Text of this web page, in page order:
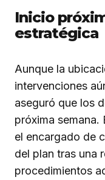
Inicio
estratégica
Aunque la
intervenciones
aseguró que los
próxima
el encargado de
del plan tras una
procedimientos